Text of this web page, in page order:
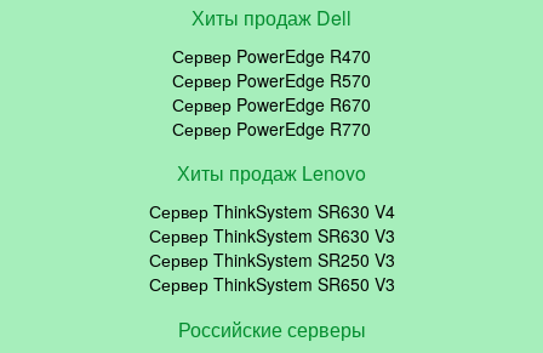
Хиты продаж Dell
Сервер PowerEdge R470
Сервер PowerEdge R570
Сервер PowerEdge R670
Сервер PowerEdge R770
Хиты продаж Lenovo
Сервер ThinkSystem SR630 V4
Сервер ThinkSystem SR630 V3
Сервер ThinkSystem SR250 V3
Сервер ThinkSystem SR650 V3
Российские серверы